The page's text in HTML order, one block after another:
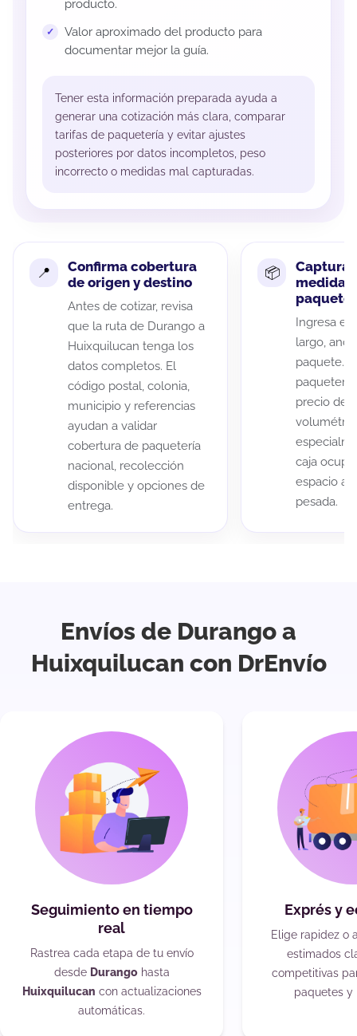
producto.
Valor aproximado del producto para
documentar mejor la guía.
Tener esta información preparada ayuda a
generar una cotización más clara, comparar
tarifas de paquetería y evitar ajustes
posteriores por datos incompletos, peso
incorrecto o medidas mal capturadas.
Confirma cobertura
de origen y destino
Antes de cotizar, revisa
que la ruta de Durango a
Huixquilucan tenga los
datos completos. El
código postal, colonia,
municipio y referencias
ayudan a validar
cobertura de paquetería
nacional, recolección
disponible y opciones de
entrega.
Captura
medidas
paquete
Ingresa el
largo,
paquete.
precio de
caja
espacio
pesada.
Envíos de Durango a
Huixquilucan con DrEnvío
Seguimiento en tiempo
real
Rastrea cada etapa de tu envío
desde Durangohasta
Huixquilucan con actualizaciones
automáticas.
Exprés y
Elige rapidez o
estimados
competitivas
paquetes y